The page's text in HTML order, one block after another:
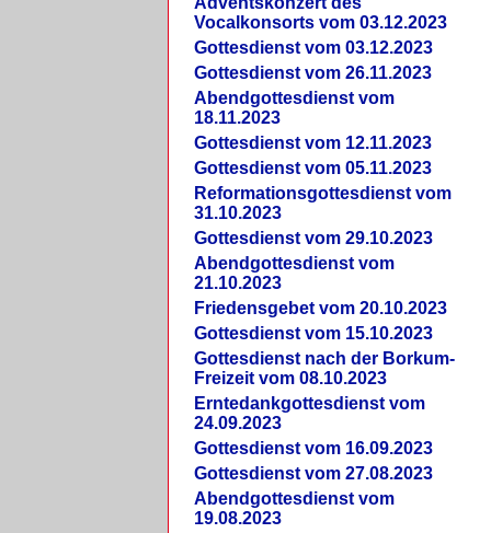
Vocalkonsorts vom 03.12.2023
Gottesdienst vom 03.12.2023
Gottesdienst vom 26.11.2023
Abendgottesdienst vom
18.11.2023
Gottesdienst vom 12.11.2023
Gottesdienst vom 05.11.2023
Reformationsgottesdienst vom
31.10.2023
Gottesdienst vom 29.10.2023
Abendgottesdienst vom
21.10.2023
Friedensgebet vom 20.10.2023
Gottesdienst vom 15.10.2023
Gottesdienst nach der Borkum-
Freizeit vom 08.10.2023
Erntedankgottesdienst vom
24.09.2023
Gottesdienst vom 16.09.2023
Gottesdienst vom 27.08.2023
Abendgottesdienst vom
19.08.2023